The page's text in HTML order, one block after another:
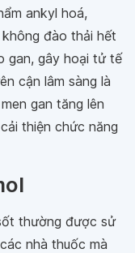
ankyl hoá,
không đào thải hết
gan, gây hoại tử tế
cận lâm sàng là
gan tăng lên
thiện chức năng
thường được sử
nhà thuốc mà